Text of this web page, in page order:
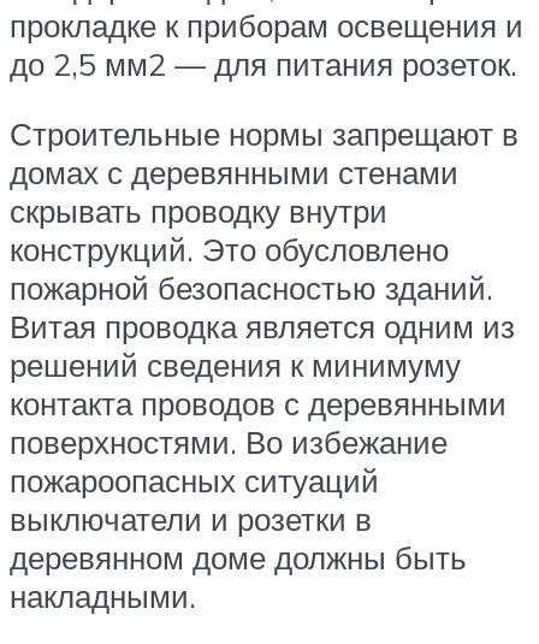
прокладке к приборам освещения и
до 2,5 мм2 — для питания розеток.
Строительные нормы запрещают в
домах с деревянными стенами
скрывать проводку внутри
конструкций. Это обусловлено
пожарной безопасностью зданий.
Витая проводка является одним из
решений сведения к минимуму
контакта проводов с деревянными
поверхностями. Во избежание
пожароопасных ситуаций
выключатели и розетки в
деревянном доме должны быть
накладными.